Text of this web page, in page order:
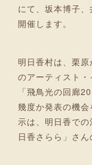
にて、坂本博子
開催します。
明日香村は、栗
のアーティスト・
「飛鳥光の回廊
幾度か発表の機
示は、明日香で
日香さらら」さん